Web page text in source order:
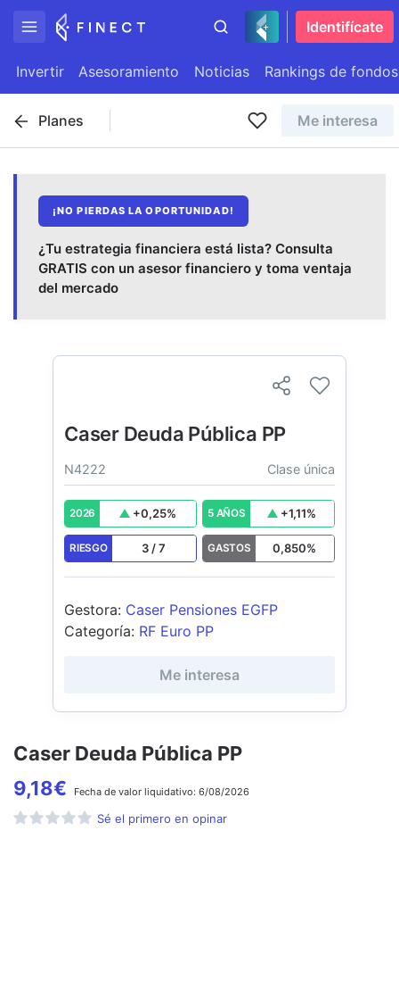
Identifícate
Invertir Asesoramiento Noticias Rankings de fondos
Planes Me interesa
¡NO PIERDAS LA OPORTUNIDAD!
¿Tu estrategia financiera está lista? Consulta
GRATIS con un asesor financiero y toma ventaja
del mercado
Caser Deuda Pública PP
9,18€ Fecha de valor liquidativo: 6/08/2026
Sé el primero en opinar
Caser Deuda Pública PP
N4222 Clase única
2026 +0,25% 5 AÑOS +1,11%
RIESGO 3 /7 GASTOS 0,850%
Gestora: Caser Pensiones EGFP
Categoría: RF Euro PP
Me interesa